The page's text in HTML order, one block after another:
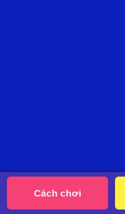
Cách chơi